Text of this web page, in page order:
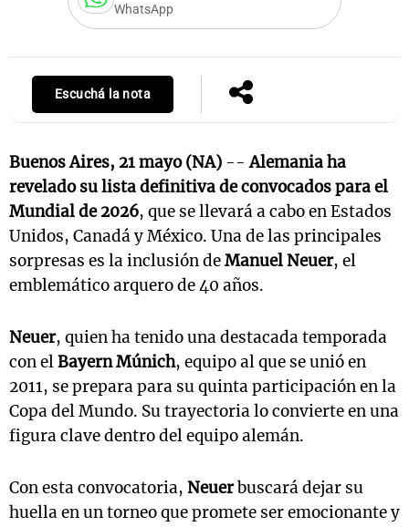
WhatsApp
Escuchá la nota
Buenos Aires, 21 mayo (NA) --Alemania ha
revelado su lista definitiva de convocados para el
Mundial de 2026, que se llevará a cabo en Estados
Unidos, Canadá y México. Una de las principales
sorpresas es la inclusión deManuel Neuer, el
emblemático arquero de 40 años.
Neuer, quien ha tenido una destacada temporada
con elBayern Múnich, equipo al que se unió en
2011, se prepara para su quinta participación en la
Copa del Mundo. Su trayectoria lo convierte en una
figura clave dentro del equipo alemán.
Con esta convocatoria, Neuerbuscará dejar su
huella en un torneo que promete ser emocionante y